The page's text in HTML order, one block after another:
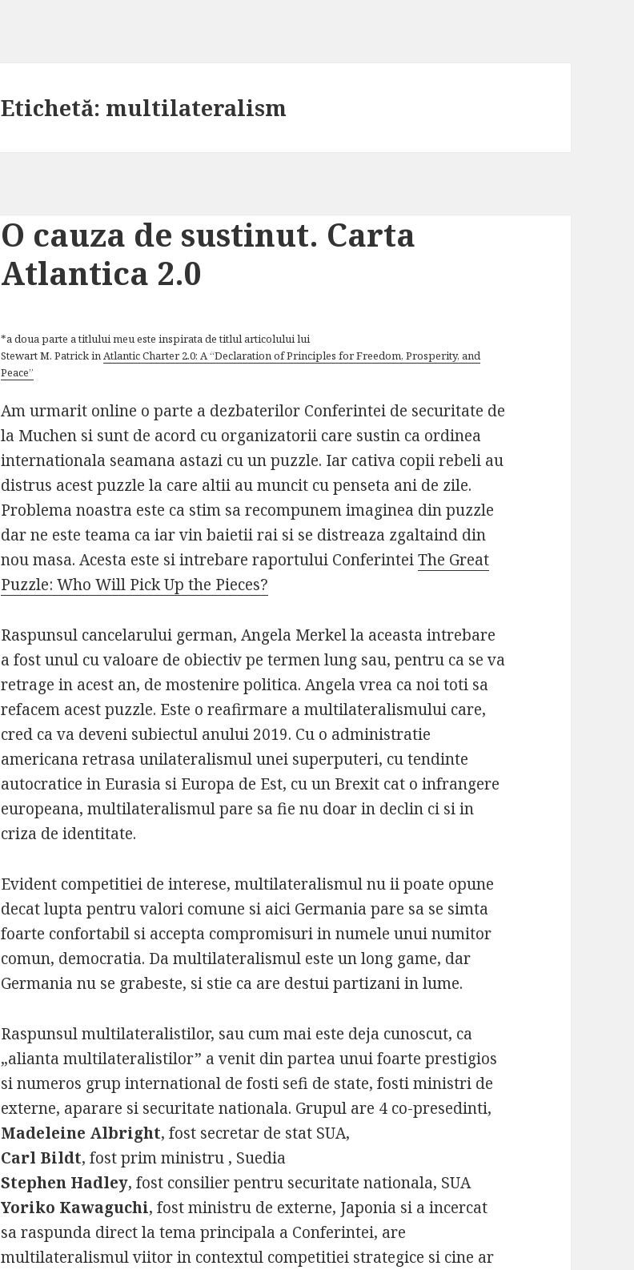
Etichetă: multilateralism
O cauza de sustinut. Carta
Atlantica 2.0
*a doua parte a titlului meu este inspirata de titlul articolului lui
Stewart M. Patrick inAtlantic Charter 2.0: A “Declaration of Principles for Freedom, Prosperity, and
Peace”
Am urmarit online o parte a dezbaterilor Conferintei de securitate de
la Muchen si sunt de acord cu organizatorii care sustin ca ordinea
internationala seamana astazi cu un puzzle. Iar cativa copii rebeli au
distrus acest puzzle la care altii au muncit cu penseta ani de zile.
Problema noastra este ca stim sa recompunem imaginea din puzzle
dar ne este teama ca iar vin baietii rai si se distreaza zgaltaind din
nou masa. Acesta este si intrebare raportului ConferinteiThe Great
Puzzle: Who Will Pick Up the Pieces?
Raspunsul cancelarului german, Angela Merkel la aceasta intrebare
a fost unul cu valoare de obiectiv pe termen lung sau, pentru ca se va
retrage in acest an, de mostenire politica. Angela vrea ca noi toti sa
refacem acest puzzle. Este o reafirmare a multilateralismului care,
cred ca va deveni subiectul anului 2019. Cu o administratie
americana retrasa unilateralismul unei superputeri, cu tendinte
autocratice in Eurasia si Europa de Est, cu un Brexit cat o infrangere
europeana, multilateralismul pare sa fie nu doar in declin ci si in
criza de identitate.
Evident competitiei de interese, multilateralismul nu ii poate opune
decat lupta pentru valori comune si aici Germania pare sa se simta
foarte confortabil si accepta compromisuri in numele unui numitor
comun, democratia. Da multilateralismul este un long game, dar
Germania nu se grabeste, si stie ca are destui partizani in lume.
Raspunsul multilateralistilor, sau cum mai este deja cunoscut, ca
„alianta multilateralistilor” a venit din partea unui foarte prestigios
si numeros grup international de fosti sefi de state, fosti ministri de
externe, aparare si securitate nationala. Grupul are 4 co-presedinti,
Madeleine Albright, fost secretar de stat SUA,
Carl Bildt, fost prim ministru , Suedia
Stephen Hadley, fost consilier pentru securitate nationala, SUA
Yoriko Kawaguchi, fost ministru de externe, Japonia si a incercat
sa raspunda direct la tema principala a Conferintei, are
multilateralismul viitor in contextul competitiei strategice si cine ar